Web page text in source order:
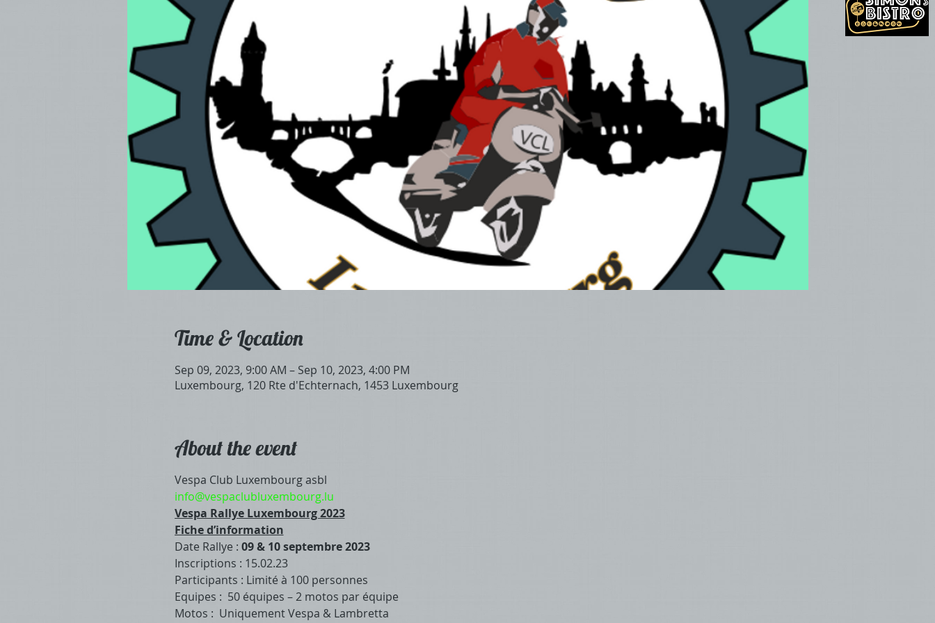
Time & Location
Sep 09, 2023, 9:00 AM – Sep 10, 2023, 4:00 PM
Luxembourg, 120 Rte d'Echternach, 1453 Luxembourg
About the event
Vespa Club Luxembourg asbl
info@vespaclubluxembourg.lu
Vespa Rallye Luxembourg 2023
Fiche d’information
Date Rallye : 09 & 10 septembre 2023
Inscriptions : 15.02.23
Participants : Limité à 100 personnes
Equipes : 50 équipes – 2 motos par équipe
Motos : Uniquement Vespa & Lambretta